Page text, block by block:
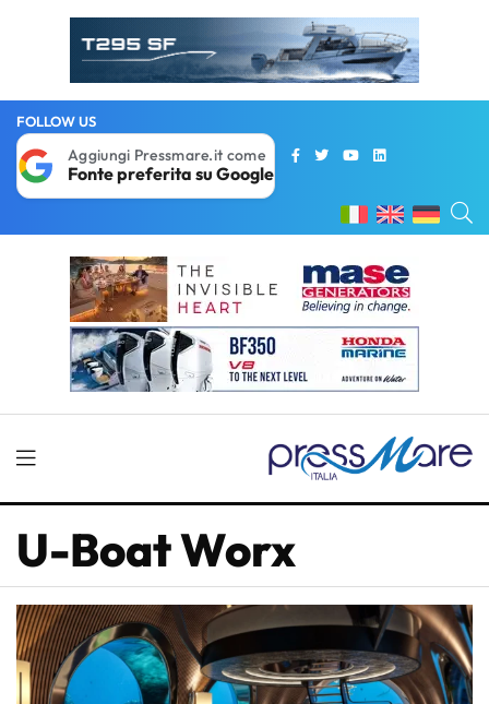
FOLLOW US
Aggiungi Pressmare.it come
Fonte preferita su Google
U-Boat Worx